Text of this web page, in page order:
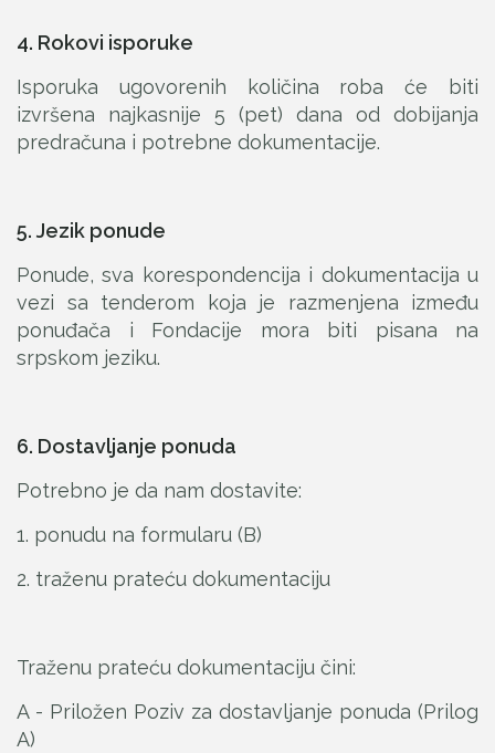
4. Rokovi isporuke
Isporuka ugovorenih količina roba će biti
izvršena najkasnije 5 (pet) dana od dobijanja
predračuna i potrebne dokumentacije.
5. Jezik ponude
Ponude, sva korespondencija i dokumentacija u
vezi sa tenderom koja je razmenjena između
ponuđača i Fondacije mora biti pisana na
srpskom jeziku.
6. Dostavljanje ponuda
Potrebno je da nam dostavite:
1. ponudu na formularu (B)
2. traženu prateću dokumentaciju
Traženu prateću dokumentaciju čini:
A - Priložen Poziv za dostavljanje ponuda (Prilog
A)